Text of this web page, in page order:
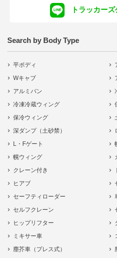
トラッカー
Search by Body Type
平ボディ
Wキャブ
アルミバン
冷凍冷蔵ウィング
保冷ウィング
深ダンプ（土砂禁）
L・Fゲート
幌ウィング
クレーン付き
ヒアブ
セーフティローダー
セルフクレーン
ヒップリフター
ミキサー車
塵芥車（プレス式）